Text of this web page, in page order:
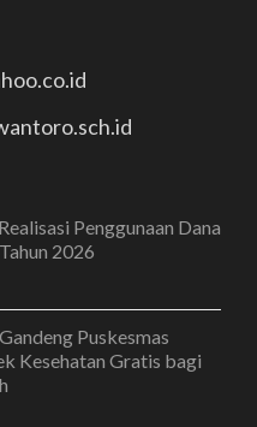
Penggunaan Dana
2026
Puskesmas
Kesehatan Gratis bagi